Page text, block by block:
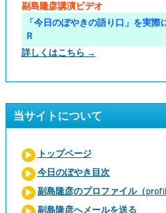
副島隆彦講演ビデオ
「今日のぼやきの語り口」を実
Ｒ
詳しくはこちら →
当サイトについて
トップページ
今日のぼやき目次
副島隆彦のプロファイル（
副島隆彦へメールを送る